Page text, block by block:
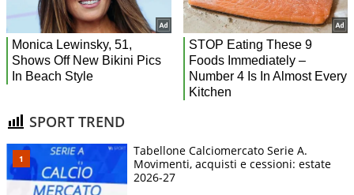
SPORT TREND
Tabellone Calciomercato Serie A.
Movimenti, acquisti e cessioni: estate
2026-27